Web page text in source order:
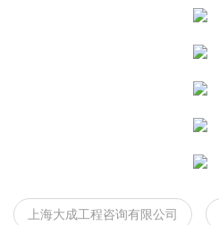
上海大成工程咨询有限公司